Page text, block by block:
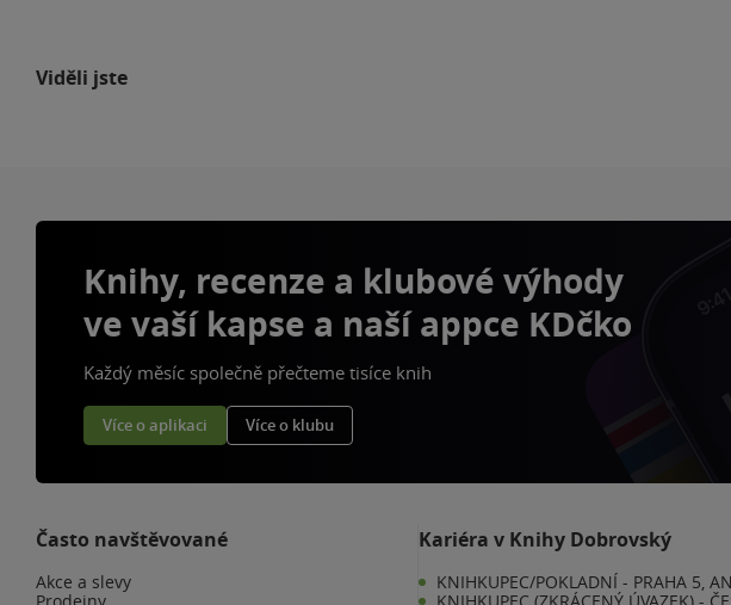
Viděli jste
Knihy, recenze a klubové výhody
ve vaší kapse a naší appce KDčko
Každý měsíc společně přečteme tisíce knih
Více o aplikaci Více o klubu
Často navštěvované
Akce a slevy
Kariéra v Knihy Dobrovský
KNIHKUPEC/POKLADNÍ - PRAHA 5,